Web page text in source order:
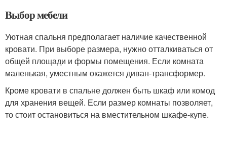
Выбор мебели
Уютная спальня предполагает наличие качественной
кровати. При выборе размера, нужно отталкиваться от
общей площади и формы помещения. Если комната
маленькая, уместным окажется диван-трансформер.
Кроме кровати в спальне должен быть шкаф или комод
для хранения вещей. Если размер комнаты позволяет,
то стоит остановиться на вместительном шкафе-купе.